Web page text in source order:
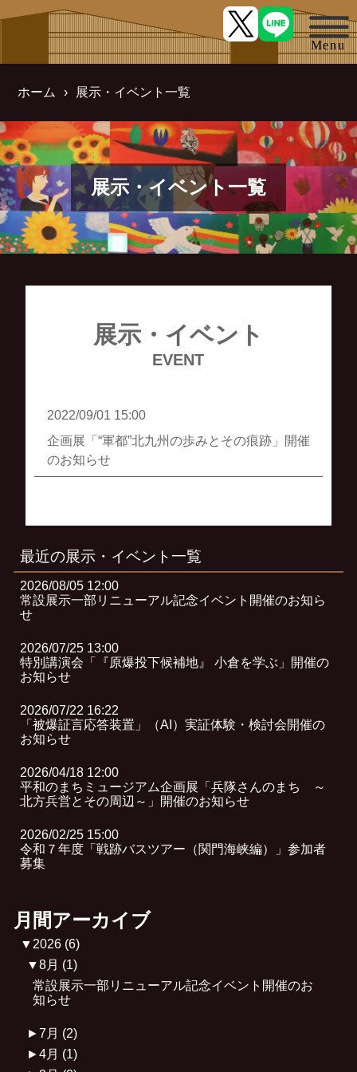
ホーム 展示・イベント一覧
展示・イベント一覧
展示・イベント
EVENT
2022/09/01 15:00
企画展「“軍都”北九州の歩みとその痕跡」開催
のお知らせ
最近の展示・イベント一覧
2026/08/05 12:00
常設展示一部リニューアル記念イベント開催のお知ら
せ
2026/07/25 13:00
特別講演会「『原爆投下候補地』 小倉を学ぶ」開催の
お知らせ
2026/07/22 16:22
「被爆証言応答装置」（AI）実証体験・検討会開催の
お知らせ
2026/04/18 12:00
平和のまちミュージアム企画展「兵隊さんのまち ～
北方兵営とその周辺～」開催のお知らせ
2026/02/25 15:00
令和７年度「戦跡バスツアー（関門海峡編）」参加者
募集
月間アーカイブ
▼ 2026 (6)
▼8月 (1)
常設展示一部リニューアル記念イベント開催のお
知らせ
►7月 (2)
►4月 (1)